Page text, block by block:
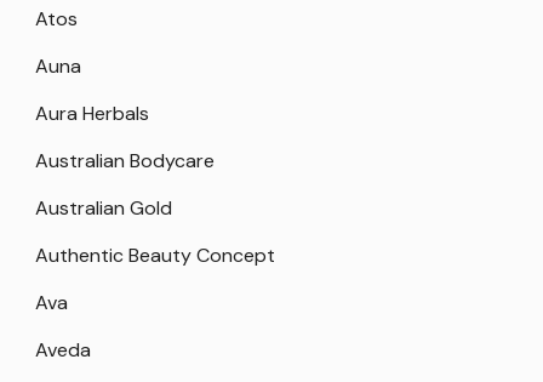
Atos
Auna
Aura Herbals
Australian Bodycare
Australian Gold
Authentic Beauty Concept
Ava
Aveda